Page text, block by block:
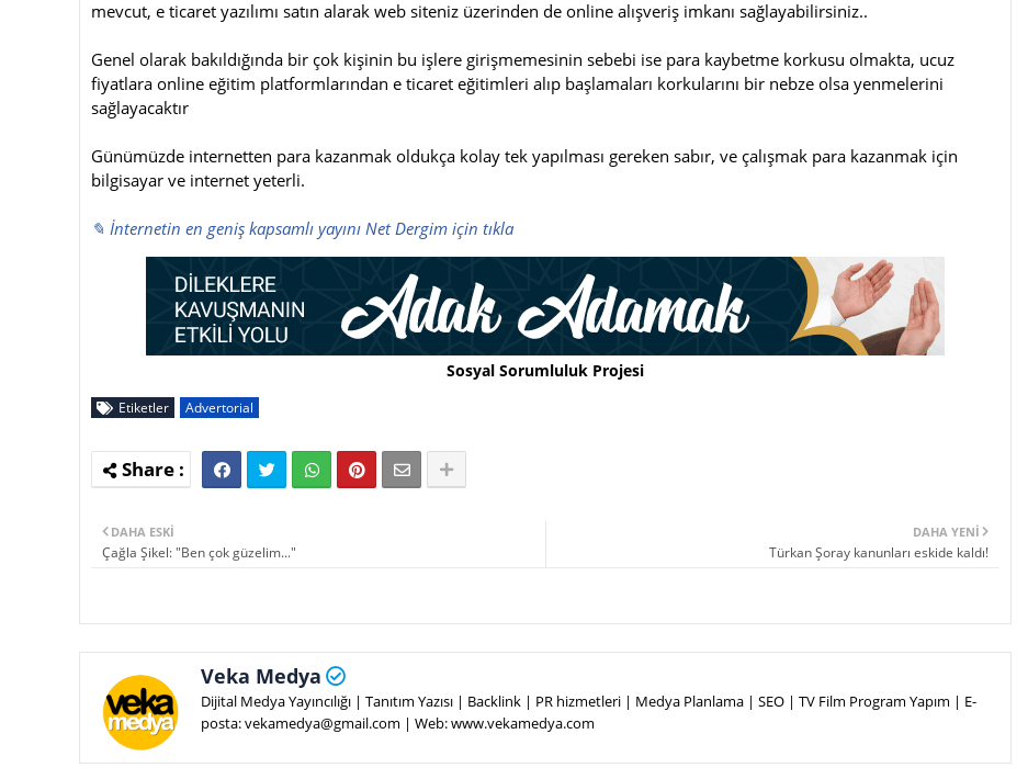
mevcut, e ticaret yazılımı satın alarak web siteniz üzerinden de online alışveriş imkanı sağlayabilirsiniz..
Genel olarak bakıldığında bir çok kişinin bu işlere girişmemesinin sebebi ise para kaybetme korkusu olmakta, ucuz
fiyatlara online eğitim platformlarından e ticaret eğitimleri alıp başlamaları korkularını bir nebze olsa yenmelerini
sağlayacaktır
Günümüzde internetten para kazanmak oldukça kolay tek yapılması gereken sabır, ve çalışmak para kazanmak için
bilgisayar ve internet yeterli.
✎ İnternetin en geniş kapsamlı yayını Net Dergim için tıkla
Sosyal Sorumluluk Projesi
Etiketler Advertorial
DAHA YENI
Türkan Şoray kanunları eskide kaldı!
DAHA ESKI
Çağla Şikel: "Ben çok güzelim..."
Veka Medya
Dijital Medya Yayıncılığı | Tanıtım Yazısı | Backlink | PR hizmetleri | Medya Planlama | SEO | TV Film Program Yapım | E-
posta: vekamedya@gmail.com | Web: www.vekamedya.com